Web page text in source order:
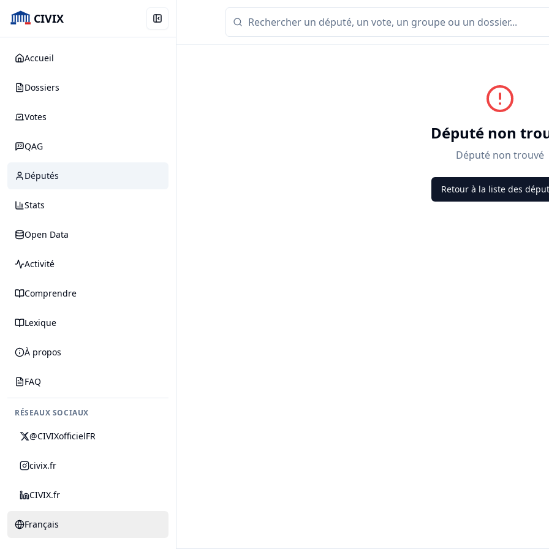
CIVIX
Accueil
Dossiers
Votes
QAG
Députés
Stats
Open Data
Activité
Comprendre
Lexique
À propos
FAQ
RÉSEAUX SOCIAUX
@CIVIXofficielFR
civix.fr
CIVIX.fr
Français
Député non
Député non trouvé
Retour à la liste des